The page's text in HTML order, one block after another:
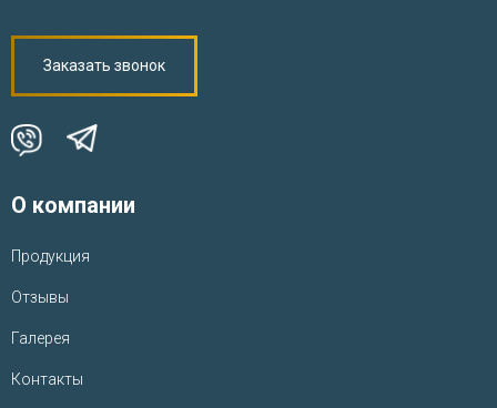
О компании
Продукция
Отзывы
Галерея
Контакты
Заказать звонок